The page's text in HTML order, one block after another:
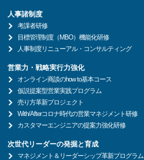
人事諸制度
考課者研修
目標管理制度（MBO）機能化研修
人事制度リニューアル・コンサルティング
営業力・戦略実行力強化
オンライン商談のhow to基本コース
仮説提案型営業実践プログラム
売り方革新プロジェクト
With/Afterコロナ時代の営業マネジメント研修
カスタマーエンジニアの提案力強化研修
次世代リーダーの発掘と育成
マネジメント＆リーダーシップ革新プログラム